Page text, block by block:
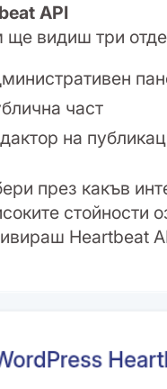
API
ще видиш три
част
на
през какъв
стойности
Heartbeat